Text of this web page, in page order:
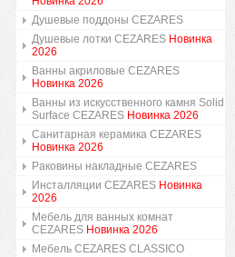
Душевые поддоны CEZARES
Душевые лотки CEZARES Новинка
2026
Ванны акриловые CEZARES
Новинка 2026
Ванны из искусственного камня Solid
Surface CEZARES Новинка 2026
Санитарная керамика CEZARES
Новинка 2026
Раковины накладные CEZARES
Инсталляции CEZARES Новинка
2026
Мебель для ванных комнат
CEZARES Новинка 2026
Мебель CEZARES CLASSICO